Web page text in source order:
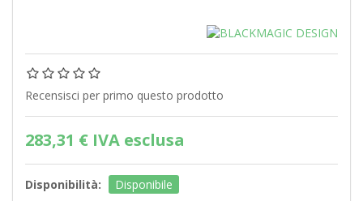
Recensisci per primo questo prodotto
283,31 € IVA esclusa
Disponibilità: Disponibile